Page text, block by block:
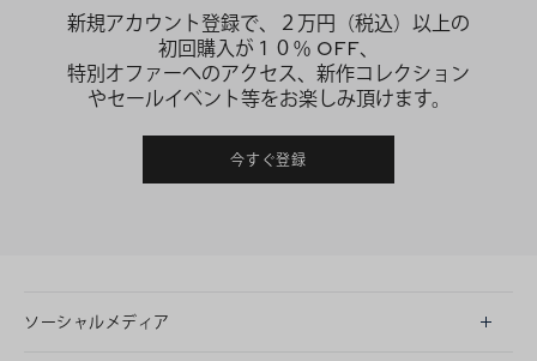
新規アカウント登録で、２万円（税込）以上の
初回購入が１０％ OFF、
特別オファーへのアクセス、新作コレクション
やセールイベント等をお楽しみ頂けます。
今すぐ登録
ソーシャルメディア